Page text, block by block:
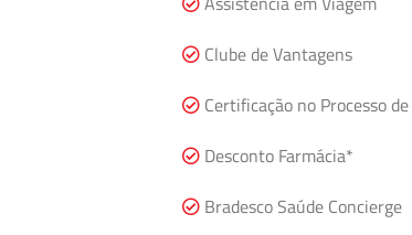
Clube de Vantagens
Certificação no Processo
Desconto Farmácia*
Bradesco Saúde Concierge